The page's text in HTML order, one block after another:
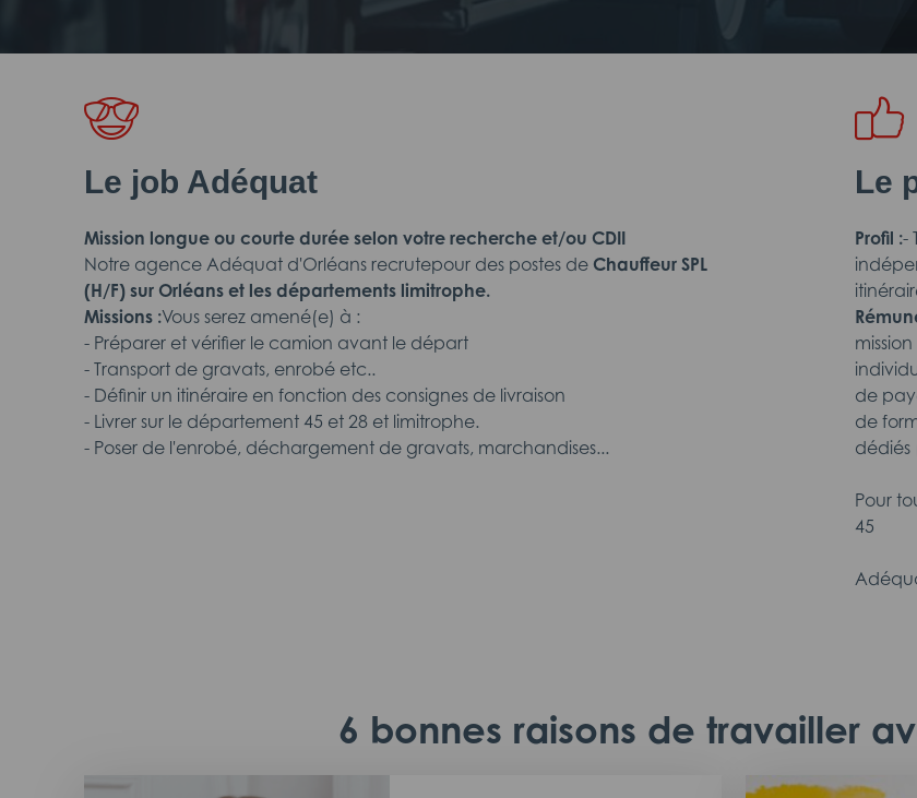
Le job Adéquat
Mission longue ou courte durée selon votre recherche et/ou CDII
Notre agence Adéquat d'Orléans recrutepour des postes de Chauffeur SPL
(H/F) sur Orléans et les départements limitrophe.
Missions :Vous serez amené(e) à :
- Préparer et vérifier le camion avant le départ
- Transport de gravats, enrobé etc..
- Définir un itinéraire en fonction des consignes de livraison
- Livrer sur le département 45 et 28 et limitrophe.
- Poser de l'enrobé, déchargement de gravats, marchandises...
Le
Profil :-
de
de
dédiés
Pour
45
6 bonnes raisons de travailler